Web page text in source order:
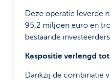
Deze operatie leverde
95,2 miljoen euro en
bestaande
Kaspositie verlengd
Dankzij de combinatie